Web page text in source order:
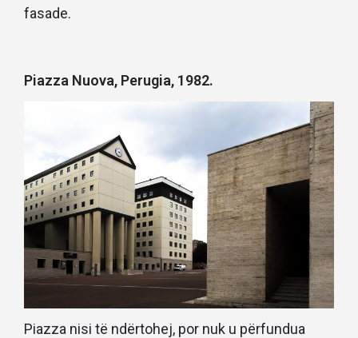
fasade.
Piazza Nuova, Perugia, 1982.
Piazza nisi të ndërtohej, por nuk u përfundua